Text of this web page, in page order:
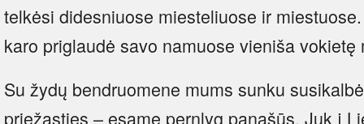
telkėsi didesniuose miesteliuose ir
karo priglaudė savo namuose vieniša
Su žydų bendruomene mums sunku
priežasties – esame pernlyg panašūs. Juk į